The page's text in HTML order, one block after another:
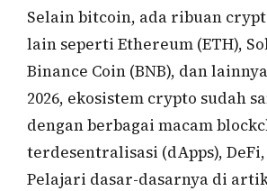
Selain bitcoin, ada ribuan
lain seperti Ethereum (ETH),
Binance Coin (BNB), dan
2026, ekosistem crypto sudah
dengan berbagai macam
terdesentralisasi (dApps), DeFi,
Pelajari dasar-dasarnya di